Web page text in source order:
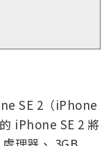
SE 2（iPhone
iPhone SE 2 將